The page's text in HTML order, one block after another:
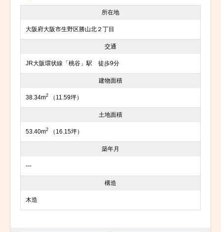
所在地
大阪府大阪市生野区勝山北２丁目
交通
JR大阪環状線「桃谷」駅 徒歩9分
建物面積
38.34m2 （11.59坪）
土地面積
53.40m2 （16.15坪）
築年月
---
構造
木造